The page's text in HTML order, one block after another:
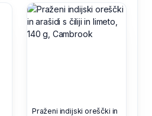
Praženi indijski oreščki in